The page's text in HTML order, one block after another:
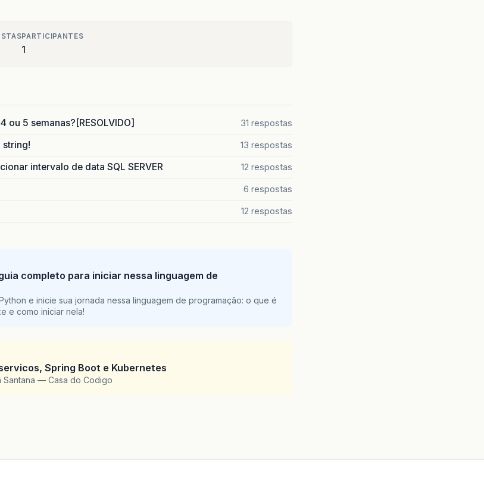
PARTICIPANTES
1
ou 5 semanas?[RESOLVIDO] 31 respostas
string! 13 respostas
intervalo de data SQL SERVER 12 respostas
6 respostas
12 respostas
completo para iniciar nessa linguagem de
e inicie sua jornada nessa linguagem de programação: o que é
e como iniciar nela!
Spring Boot e Kubernetes
Santana — Casa do Codigo